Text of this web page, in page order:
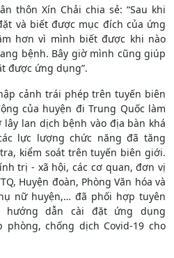
thôn Xín Chải chia sẻ: “Sau khi
và biết được mục đích của ứng
hơn vì mình biết được khi nào
bệnh. Bây giờ mình cũng giúp
được ứng dụng”.
cảnh trái phép trên tuyến biên
của huyện đi Trung Quốc làm
lan dịch bệnh vào địa bàn khá
lực lượng chức năng đã tăng
kiểm soát trên tuyến biên giới.
trị - xã hội, các cơ quan, đơn vị
Huyện đoàn, Phòng Văn hóa và
nữ huyện,… đã phối hợp tuyên
hướng dẫn cài đặt ứng dụng
phòng, chống dịch Covid-19 cho